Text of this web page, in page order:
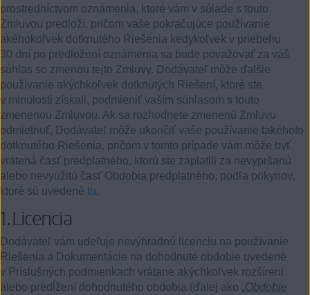
prostredníctvom oznámenia, ktoré vám v súlade s touto
Zmluvou predloží, pričom vaše pokračujúce používanie
akéhokoľvek dotknutého Riešenia kedykoľvek v priebehu
30 dní po predložení oznámenia sa bude považovať za váš
súhlas so zmenou tejto Zmluvy. Dodávateľ môže ďalšie
používanie akýchkoľvek dotknutých Riešení, ktoré ste
v minulosti získali, podmieniť vaším súhlasom s touto
zmenenou Zmluvou. Ak sa rozhodnete zmenenú Zmluvu
odmietnuť, Dodávateľ môže ukončiť vaše používanie takéhoto
dotknutého Riešenia, pričom v tomto prípade vám môže byť
vrátená časť predplatného, ktorú ste zaplatili za nevypršanú
alebo nevyužitú časť Obdobia predplatného, podľa pokynov,
ktoré sú uvedené tu.
1.Licencia
Dodávateľ vám udeľuje nevýhradnú licenciu na používanie
Riešenia a Dokumentácie na dohodnuté obdobie uvedené
v Príslušných podmienkach vrátane akýchkoľvek rozšírení
alebo predĺžení dohodnutého obdobia (ďalej ako „Obdobie